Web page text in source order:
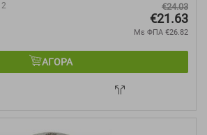
€24.03
€21.63
Με ΦΠΑ €26.82
ΑΓΟΡΑ